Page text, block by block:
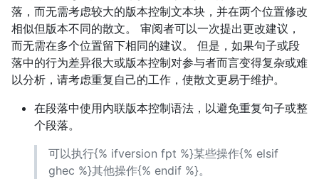
落，而无需考虑较大的版本控制文本块，并在两个位置修改
相似但版本不同的散文。 审阅者可以一次提出更改建议，
而无需在多个位置留下相同的建议。 但是，如果句子或段
落中的行为差异很大或版本控制对参与者而言变得复杂或难
以分析，请考虑重复自己的工作，使散文更易于维护。
在段落中使用内联版本控制语法，以避免重复句子或整
个段落。
可以执行{% ifversion fpt %}某些操作{% elsif
ghec %}其他操作{% endif %}。